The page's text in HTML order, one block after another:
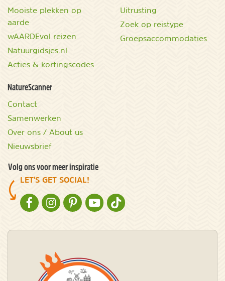
Mooiste plekken op
aarde
wAARDEvol reizen
Natuurgidsjes.nl
Acties & kortingscodes
Uitrusting
Zoek op reistype
Groepsaccommodaties
NatureScanner
Contact
Samenwerken
Over ons / About us
Nieuwsbrief
Volg ons voor meer inspiratie
LET'S GET SOCIAL!
NATURESCANNER OP FACEBOOK
NATURESCANNER OP INSTAGRAM
NATURESCANNER OP PINTEREST
NATURESCANNER OP YOUTUBE
NATURESCANNER OP TIKTOK